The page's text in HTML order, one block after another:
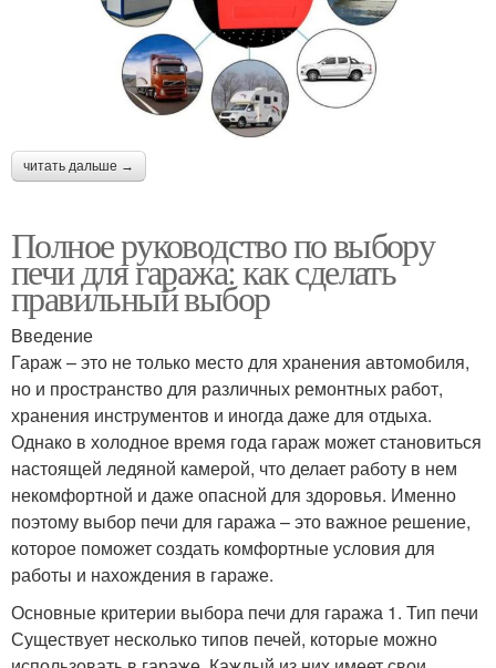
читать дальше →
Полное руководство по выбору
печи для гаража: как сделать
правильный выбор
Введение
Гараж – это не только место для хранения автомобиля,
но и пространство для различных ремонтных работ,
хранения инструментов и иногда даже для отдыха.
Однако в холодное время года гараж может становиться
настоящей ледяной камерой, что делает работу в нем
некомфортной и даже опасной для здоровья. Именно
поэтому выбор печи для гаража – это важное решение,
которое поможет создать комфортные условия для
работы и нахождения в гараже.
Основные критерии выбора печи для гаража 1. Тип печи
Существует несколько типов печей, которые можно